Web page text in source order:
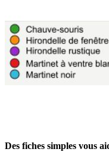
Des fiches simples vous